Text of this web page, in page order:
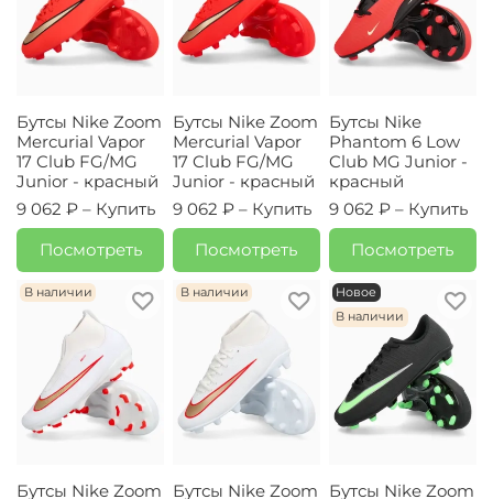
Бутсы Nike Zoom
Mercurial Vapor
17 Club FG/MG
Junior - красный
9 062 ₽ – Купить
Посмотреть
Бутсы Nike Zoom
Mercurial Vapor
17 Club FG/MG
Junior - красный
9 062 ₽ – Купить
Посмотреть
Бутсы Nike
Phantom 6 Low
Club MG Junior -
красный
9 062 ₽ – Купить
Посмотреть
В наличии
Бутсы Nike Zoom
В наличии
Бутсы Nike Zoom
Новое
В наличии
Бутсы Nike Zoom